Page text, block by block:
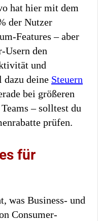
hat hier mit dem
der Nutzer
Features – aber
Usern den
und
dazu deine Steuern
bei größeren
– solltest du
prüfen.
für
was Business- und
Consumer-